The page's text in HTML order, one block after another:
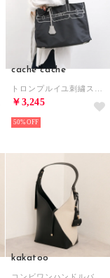
cache cache
￥3,245
50%
kakatoo